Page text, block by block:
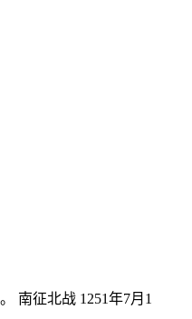
南征北战 1251年7月1